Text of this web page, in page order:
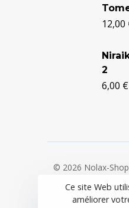
12,00
2
6,00 €
© 2026 Nolax-
Mentions légales
Ce site Web
améliorer